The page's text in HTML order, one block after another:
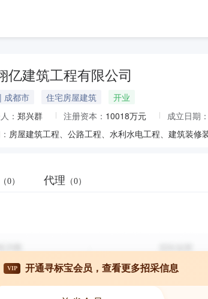
亿建筑工程有限公司
成都市 住宅房屋建筑
开业
： 郑兴群 注册资本： 10018万元 成立日期：
（0） 代理 （0）
VIP 开通寻标宝会员，查看更多招采信息